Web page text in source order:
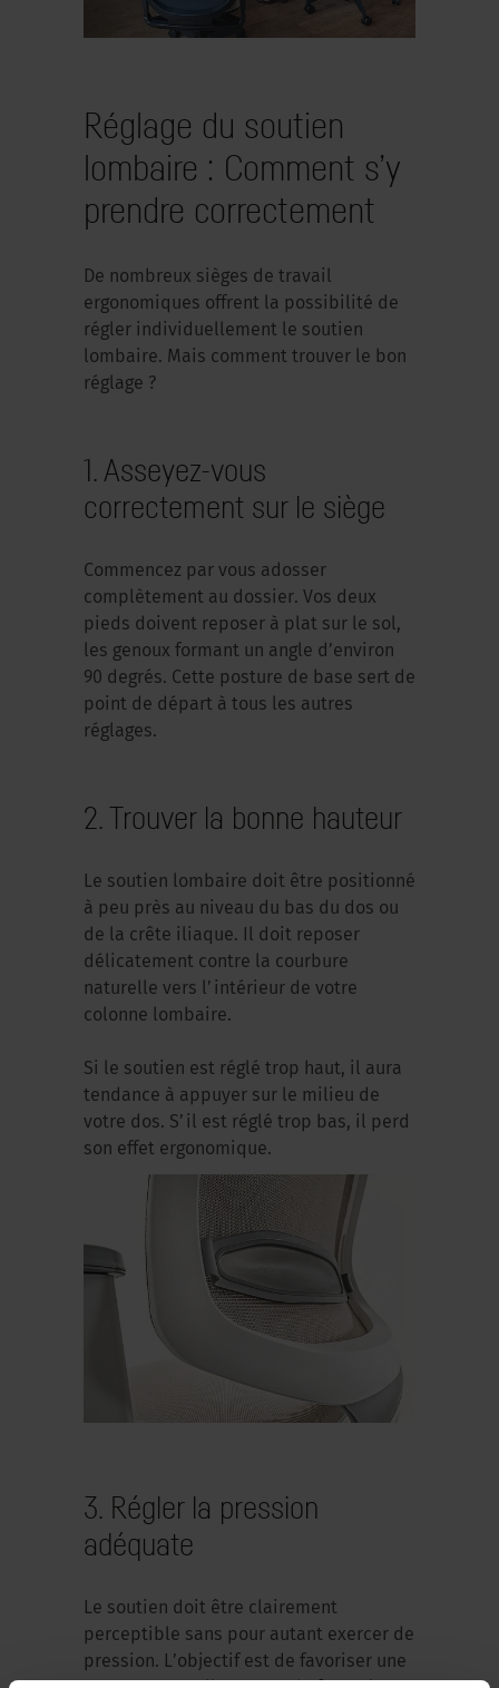
Réglage du soutien
lombaire : Comment s’y
prendre correctement
De nombreux sièges de travail
ergonomiques offrent la possibilité de
régler individuellement le soutien
lombaire. Mais comment trouver le bon
réglage ?
1. Asseyez-vous
correctement sur le siège
Commencez par vous adosser
complètement au dossier. Vos deux
pieds doivent reposer à plat sur le sol,
les genoux formant un angle d’environ
90 degrés. Cette posture de base sert de
point de départ à tous les autres
réglages.
2. Trouver la bonne hauteur
Le soutien lombaire doit être positionné
à peu près au niveau du bas du dos ou
de la crête iliaque. Il doit reposer
délicatement contre la courbure
naturelle vers l’intérieur de votre
colonne lombaire.
Si le soutien est réglé trop haut, il aura
tendance à appuyer sur le milieu de
votre dos. S’il est réglé trop bas, il perd
son effet ergonomique.
3. Régler la pression
adéquate
Le soutien doit être clairement
perceptible sans pour autant exercer de
pression. L’objectif est de favoriser une